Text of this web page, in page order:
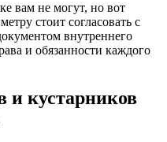
вам не могут, но вот
стоит согласовать с
внутреннего
и обязанности каждого
и кустарников